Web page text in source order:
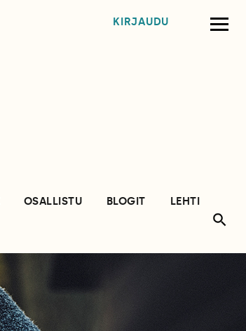
KIRJAUDU
OSALLISTU BLOGIT
LEHTI